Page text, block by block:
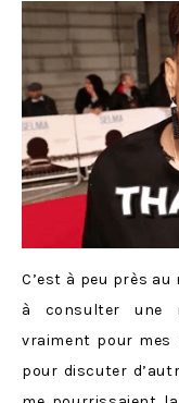
C’est à peu près
à consulter une
vraiment pour mes
pour discuter